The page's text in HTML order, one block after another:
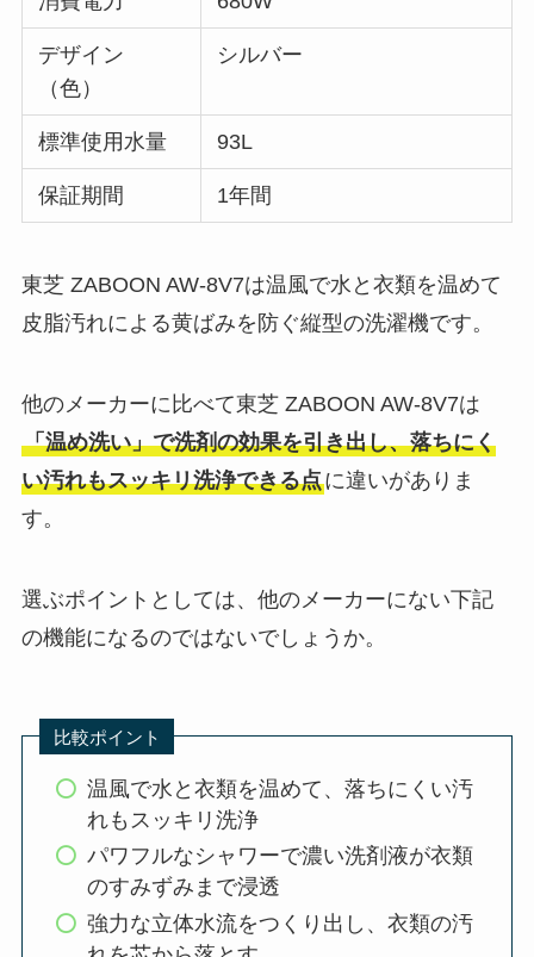
デザイン
（色）
シルバー
標準使用水量 93L
保証期間 1年間
東芝 ZABOON AW-8V7は温風で水と衣類を温めて
皮脂汚れによる黄ばみを防ぐ縦型の洗濯機です。
他のメーカーに比べて東芝 ZABOON AW-8V7は
「温め洗い」で洗剤の効果を引き出し、落ちにく
い汚れもスッキリ洗浄できる点に違いがありま
す。
選ぶポイントとしては、他のメーカーにない下記
の機能になるのではないでしょうか。
比較ポイント
温風で水と衣類を温めて、落ちにくい汚
れもスッキリ洗浄
パワフルなシャワーで濃い洗剤液が衣類
のすみずみまで浸透
強力な立体水流をつくり出し、衣類の汚